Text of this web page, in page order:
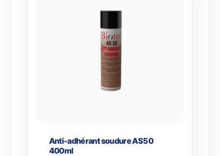
Anti-adhérant soudure AS50
400ml